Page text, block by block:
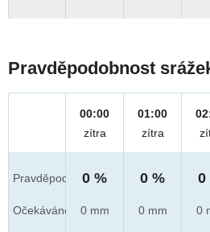
Pravděpodobnost
Pravděpod.
Očekáváno
00:00
zítra
0 %
0 mm
01:00
zítra
0 %
0 mm
0
0